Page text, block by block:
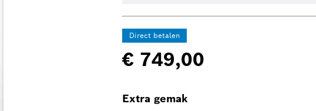
Direct betalen
€ 749,00
Extra gemak